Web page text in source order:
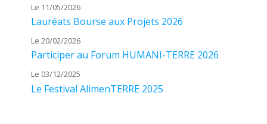
Le 11/05/2026
Lauréats Bourse aux Projets 2026
Le 20/02/2026
Participer au Forum HUMANI-TERRE 2026
Le 03/12/2025
Le Festival AlimenTERRE 2025